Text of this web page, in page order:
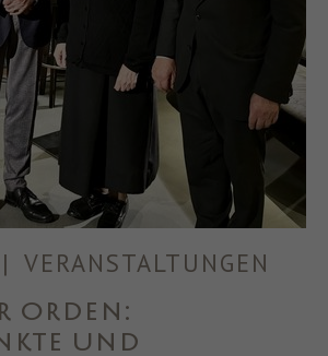
| VERANSTALTUNGEN
Orden:
und
es das Nutzerverhalten im gesamten
Web auf Websites verfolgt, die über das
Pixel oder das Facebook Social
Plugin verfügen.